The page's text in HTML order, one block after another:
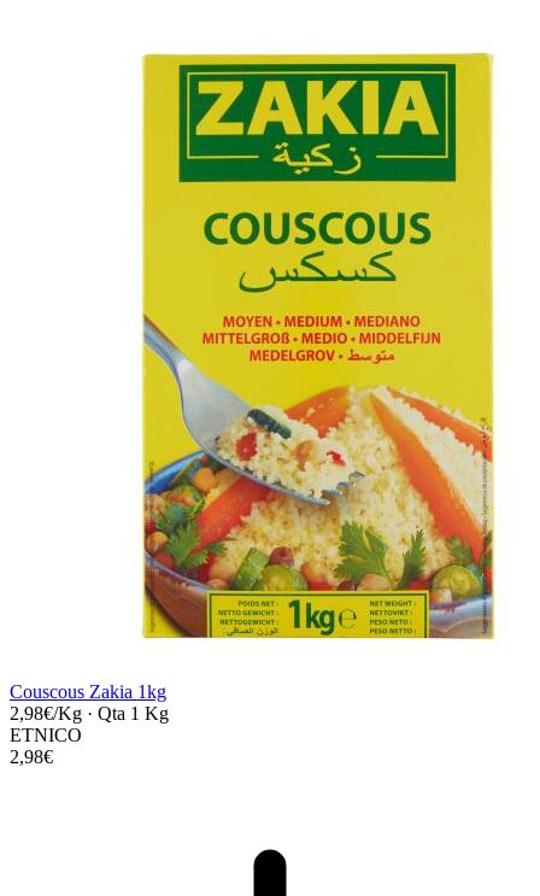
Couscous Zakia 1kg
2,98€/Kg · Qta 1 Kg
ETNICO
2,98€